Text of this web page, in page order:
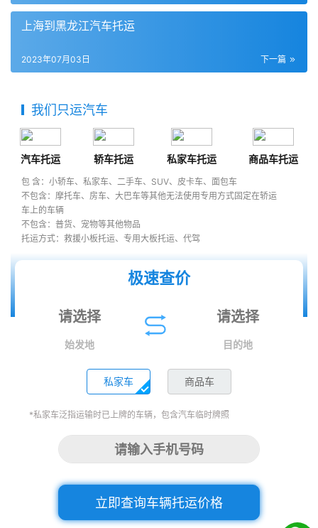
上海到黑龙江汽车托运
下一篇
2023年07月03日
我们只运汽车
汽车托运 轿车托运 私家车托运 商品车托运
包 含：小轿车、私家车、二手车、SUV、皮卡车、面包车
不包含：摩托车、房车、大巴车等其他无法使用专用方式固定在轿运
车上的车辆
不包含：普货、宠物等其他物品
托运方式：救援小板托运、专用大板托运、代驾
极速查价
始发地 目的地
私家车 商品车
*私家车泛指运输时已上牌的车辆，包含汽车临时牌照
立即查询车辆托运价格